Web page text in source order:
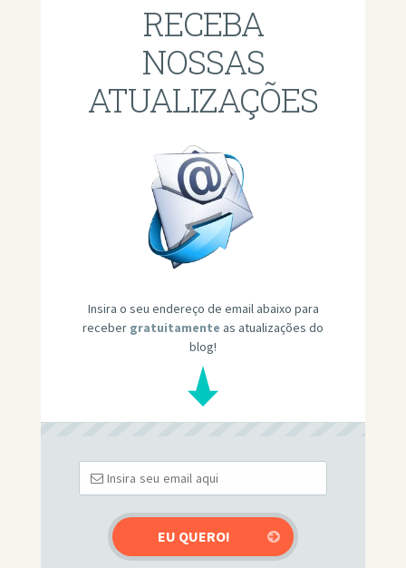
RECEBA
NOSSAS
ATUALIZAÇÕES
Insira o seu endereço de email abaixo para
receber gratuitamente as atualizações do
blog!